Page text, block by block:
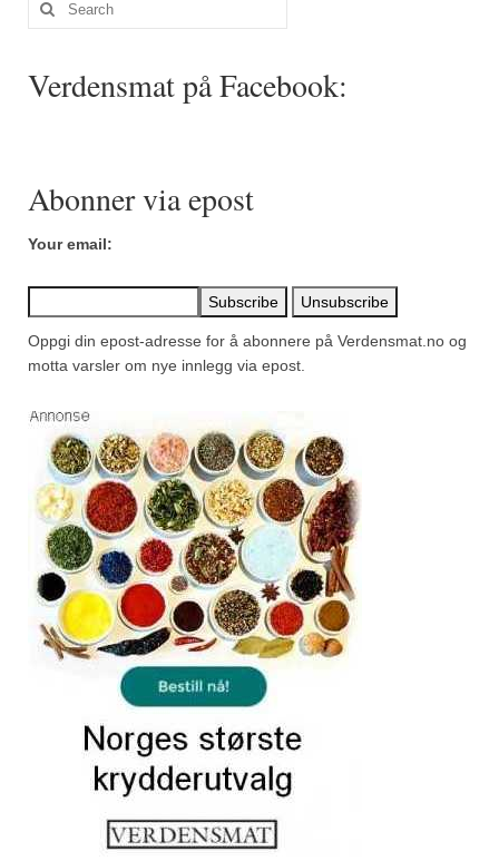
Mirepoix
Norsk fjordkrydder
Paprikapulver, pikant
Purreløk (tørket)
Quatre épices
Salvie
Sar (bønneurt)
Selleriblader
Smaken av skog
Tapaskrydder
Tomatflak
Om oss
Kontakt oss
Nettbutikk
for:
Verdensmat på Facebook:
Abonner via epost
Your email:
Oppgi din epost-adresse for å abonnere på Verdensmat.no og
motta varsler om nye innlegg via epost.